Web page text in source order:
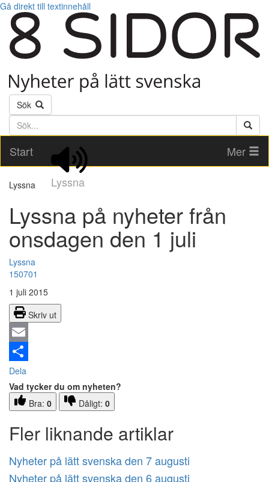
Gå direkt till textinnehåll
Sök
Söktext
Start
Lyssna
Mer
Lyssna
Lyssna på nyheter från
onsdagen den 1 juli
Lyssna
150701
1 juli 2015
Skriv ut
Email
Dela
Vad tycker du om nyheten?
Bra: 0 Dåligt: 0
Fler liknande artiklar
Nyheter på lätt svenska den 7 augusti
Nyheter på lätt svenska den 6 augusti